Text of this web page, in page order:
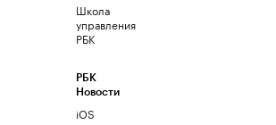
Школа
управления
РБК
РБК
Новости
iOS